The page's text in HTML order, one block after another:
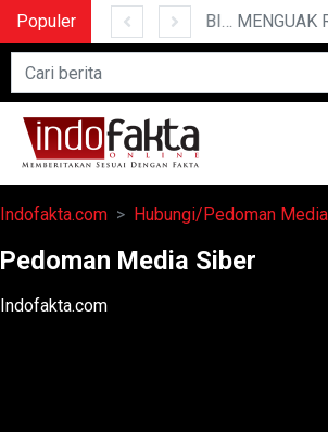
Populer
Indofakta.com Hubungi/Pedoman
Pedoman Media Siber
Indofakta.com